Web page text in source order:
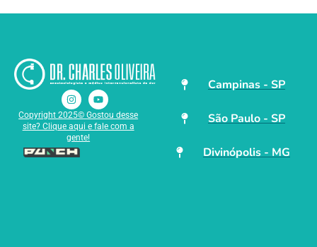
Copyright 2025© Gostou desse
site? Clique aqui e fale com a
gente!
Campinas - SP
São Paulo - SP
Divinópolis - MG